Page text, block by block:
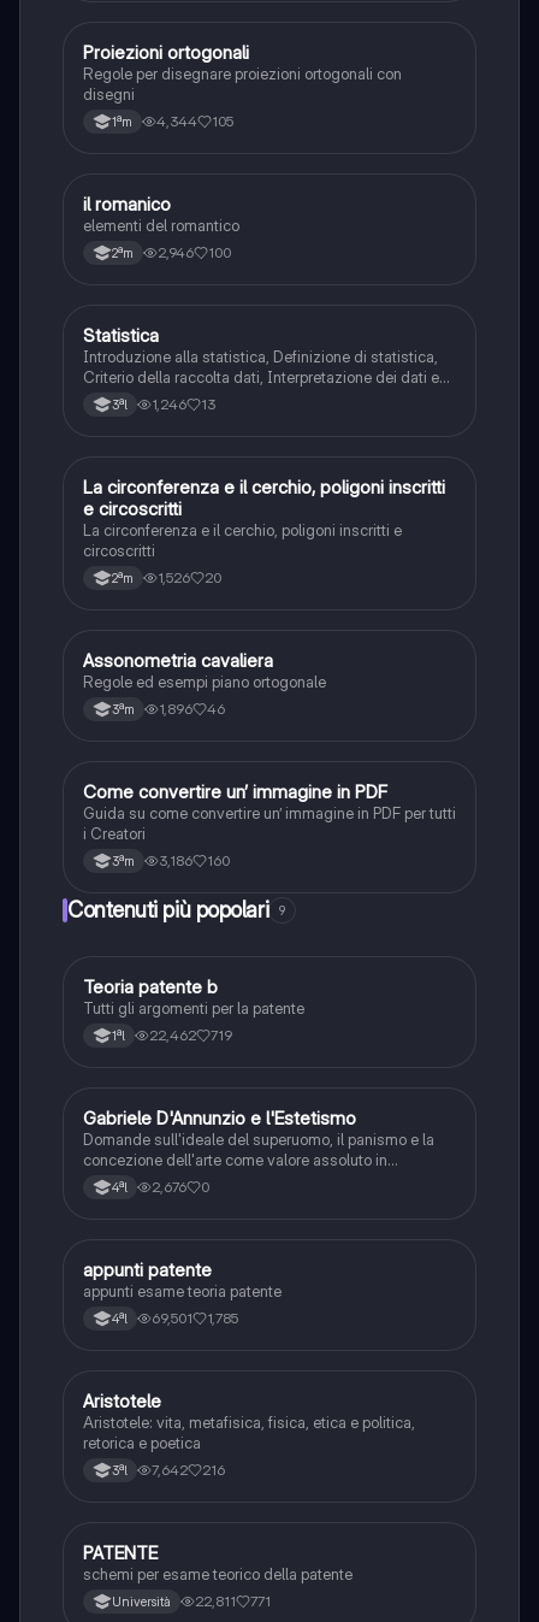
PDisegno e rappresentazione grafica
Proiezioni ortogonali
Regole per disegnare proiezioni ortogonali con
disegni
1ªm 4,344 105
IInformatica
il romanico
elementi del romantico
2ªm 2,946 100
SMatematica
Statistica
Introduzione alla statistica, Definizione di statistica,
Criterio della raccolta dati, Interpretazione dei dati e
loro rappresentazione, Media aritmetica, Moda,
Mediana, Varianza, Deviazione standard
3ªl 1,246 13
Matematica
La circonferenza e il cerchio, poligoni inscritti
e circoscritti
La circonferenza e il cerchio, poligoni inscritti e
circoscritti
2ªm 1,526 20
ADisegno e rappresentazione grafica
Assonometria cavaliera
Regole ed esempi piano ortogonale
3ªm 1,896 46
CDisegno e rappresentazione grafica
Come convertire un’ immagine in PDF
Guida su come convertire un’ immagine in PDF per tutti
i Creatori
3ªm 3,186 160
Contenuti più popolari 9
TAltro
Teoria patente b
Tutti gli argomenti per la patente
1ªl 22,462 719
GItaliano
Gabriele D'Annunzio e l'Estetismo
Domande sull'ideale del superuomo, il panismo e la
concezione dell'arte come valore assoluto in
D'Annunzio.
4ªl 2,676 0
AAltro
appunti patente
appunti esame teoria patente
4ªl 69,501 1,785
Filosofia
Aristotele
Aristotele: vita, metafisica, fisica, etica e politica,
retorica e poetica
3ªl 7,642 216
PAltro
PATENTE
schemi per esame teorico della patente
Università 22,811 771